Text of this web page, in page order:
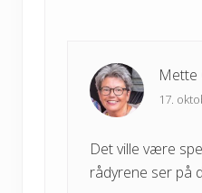
Mette
17.
Det ville være
rådyrene ser på